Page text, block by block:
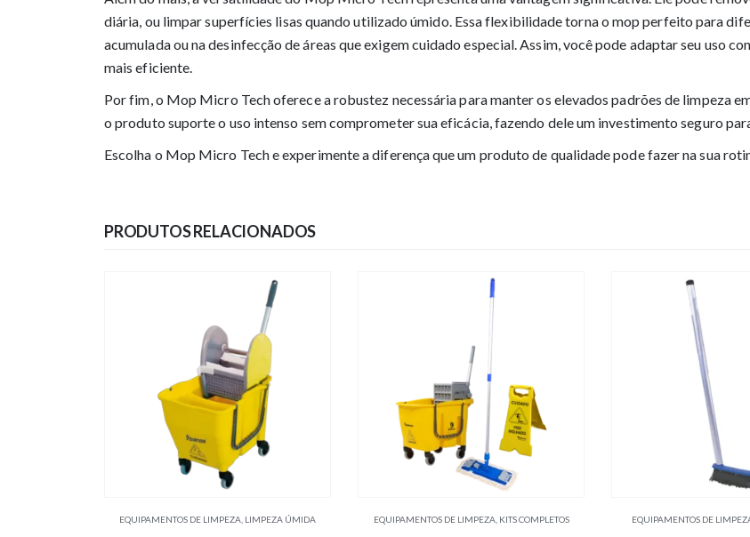
diária, ou limpar superfícies lisas quando utilizado úmido. Essa flexibilidade torna o mop perfeito para
acumulada ou na desinfecção de áreas que exigem cuidado especial. Assim, você pode adaptar seu uso
mais eficiente.
Por fim, o Mop Micro Tech oferece a robustez necessária para manter os elevados padrões de limpeza
o produto suporte o uso intenso sem comprometer sua eficácia, fazendo dele um investimento seguro
Escolha o Mop Micro Tech e experimente a diferença que um produto de qualidade pode fazer na sua
PRODUTOS RELACIONADOS
EQUIPAMENTOS DE LIMPEZA LIMPEZA ÚMIDA EQUIPAMENTOS DE LIMPEZA, KITS COMPLETOS EQUIPAMENTOS DE